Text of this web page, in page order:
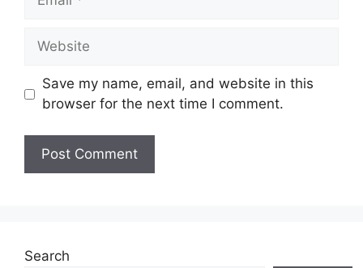
Website
Save my name, email, and website in this
browser for the next time I comment.
Search